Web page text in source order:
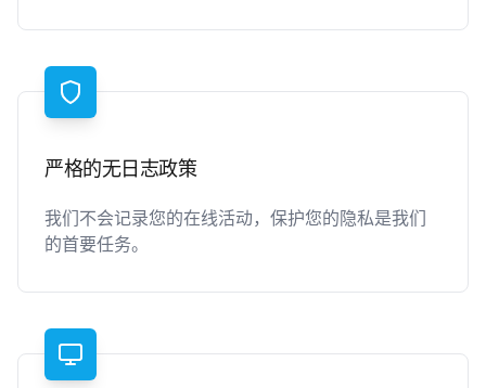
严格的无日志政策
我们不会记录您的在线活动，保护您的隐私是我们
的首要任务。